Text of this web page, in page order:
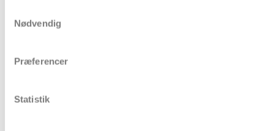
Nødvendig
Præferencer
Statistik